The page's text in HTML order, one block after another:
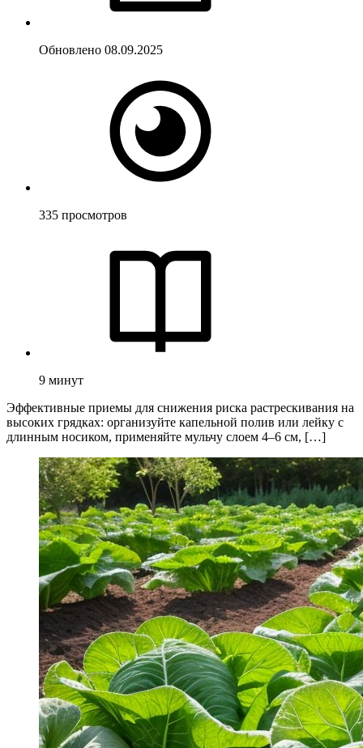
Обновлено 08.09.2025
335 просмотров
9 минут
Эффективные приемы для снижения риска растрескивания на
высоких грядках: организуйте капельной полив или лейку с
длинным носиком, применяйте мульчу слоем 4–6 см, […]